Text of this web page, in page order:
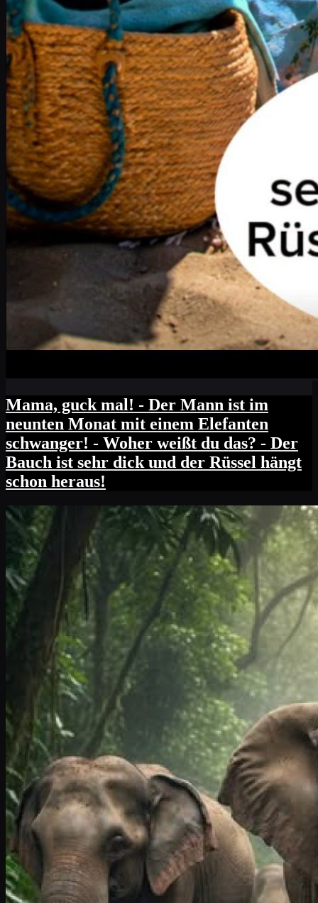
Mama, guck mal! - Der Mann ist im
neunten Monat mit einem Elefanten
schwanger! - Woher weißt du das? - Der
Bauch ist sehr dick und der Rüssel hängt
schon heraus!